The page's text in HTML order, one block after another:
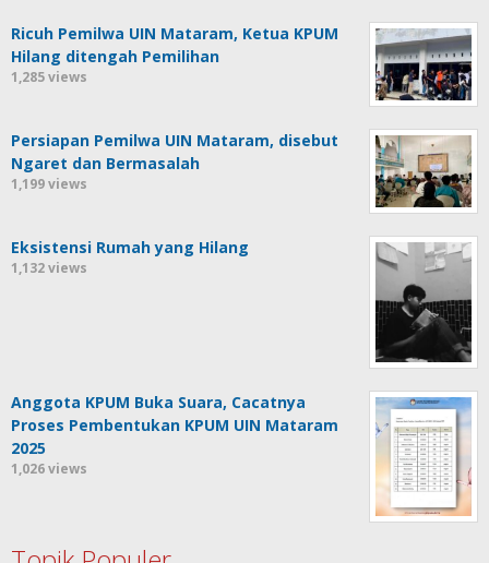
Ricuh Pemilwa UIN Mataram, Ketua KPUM
Hilang ditengah Pemilihan
1,285 views
Persiapan Pemilwa UIN Mataram, disebut
Ngaret dan Bermasalah
1,199 views
Eksistensi Rumah yang Hilang
1,132 views
Anggota KPUM Buka Suara, Cacatnya
Proses Pembentukan KPUM UIN Mataram
2025
1,026 views